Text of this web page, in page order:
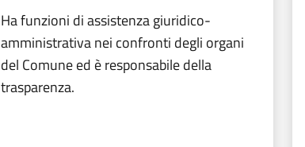
Ha funzioni di assistenza giuridico-
amministrativa nei confronti degli organi
del Comune ed è responsabile della
trasparenza.